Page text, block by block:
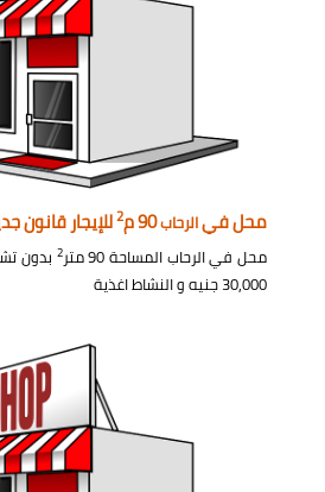
محل فيالرحاب90 م 2للإيجار قانون جديد
محل في الرحاب المساحة 90 متر 2 بدون
30,000 جنيه و النشاط اغذية